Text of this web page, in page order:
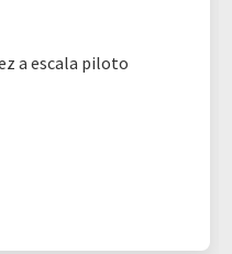
a escala piloto